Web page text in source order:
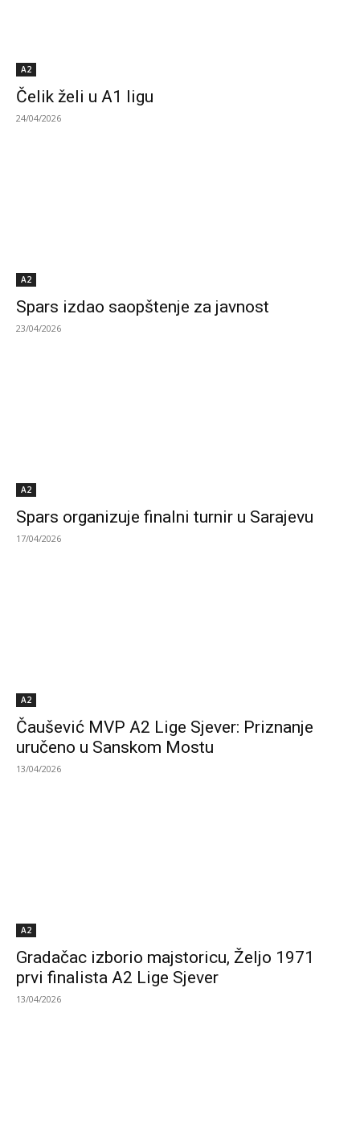
A2
Čelik želi u A1 ligu
24/04/2026
A2
Spars izdao saopštenje za javnost
23/04/2026
A2
Spars organizuje finalni turnir u Sarajevu
17/04/2026
A2
Čaušević MVP A2 Lige Sjever: Priznanje
uručeno u Sanskom Mostu
13/04/2026
A2
Gradačac izborio majstoricu, Željo 1971
prvi finalista A2 Lige Sjever
13/04/2026